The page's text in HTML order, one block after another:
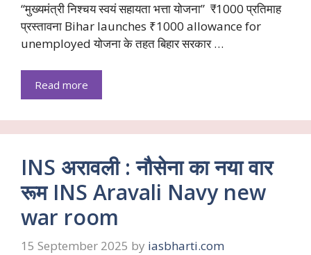
“मुख्यमंत्री निश्चय स्वयं सहायता भत्ता योजना” ₹1000 प्रतिमाह
प्रस्तावना Bihar launches ₹1000 allowance for
unemployed योजना के तहत बिहार सरकार …
Read more
INS अरावली : नौसेना का नया वार
रूम INS Aravali Navy new
war room
15 September 2025 by iasbharti.com